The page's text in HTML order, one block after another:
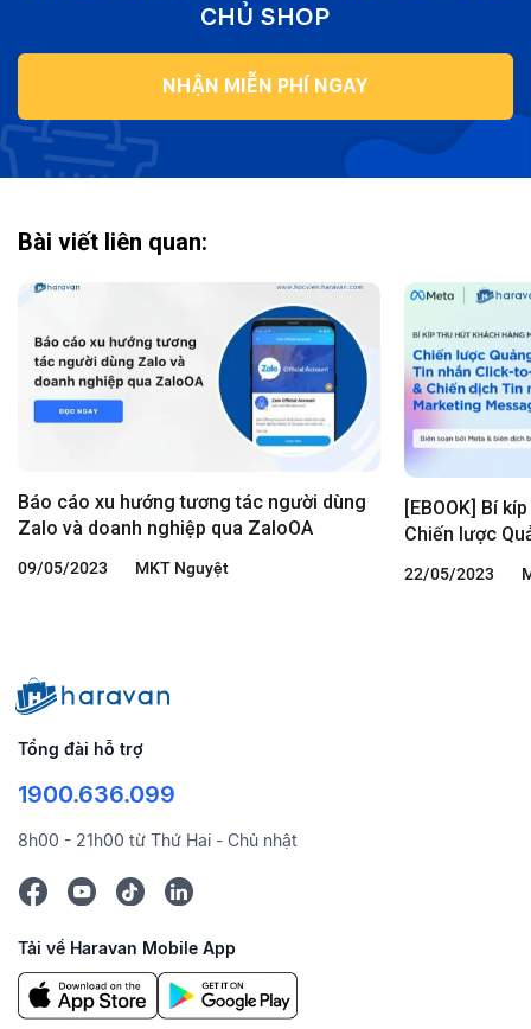
CHỦ SHOP
NHẬN MIỄN PHÍ NGAY
Bài viết liên quan:
Báo cáo xu hướng tương tác người dùng
Zalo và doanh nghiệp qua ZaloOA
09/05/2023 MKT Nguyệt
[EBOOK] Bí
Chiến lược
Marketing
22/05/2023
Tổng đài hỗ trợ
1900.636.099
8h00 - 21h00 từ Thứ Hai - Chủ nhật
Tải về Haravan Mobile App